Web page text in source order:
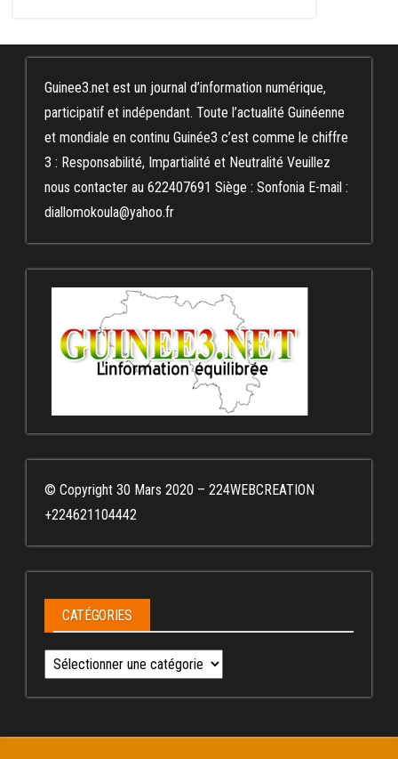
Guinee3.net est un journal d’information numérique,
participatif et indépendant. Toute l’actualité Guinéenne
et mondiale en continu Guinée3 c’est comme le chiffre
3 : Responsabilité, Impartialité et Neutralité Veuillez
nous contacter au 622407691 Siège : Sonfonia E-mail :
diallomokoula@yahoo.fr
© Copyright 30 Mars 2020 – 224WEBCREATION
+224621104442
CATÉGORIES
Catégories